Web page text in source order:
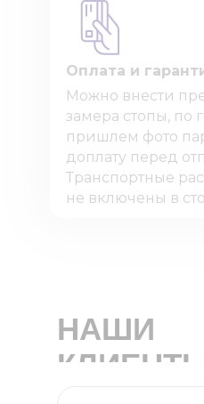
Оплата и
Можно внести
замера стопы, по
пришлем фото
доплату перед
Транспортные
не включены в
НАШИ